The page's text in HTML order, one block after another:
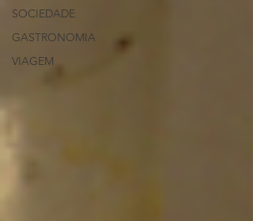
SOCIEDADE
GASTRONOMIA
VIAGEM